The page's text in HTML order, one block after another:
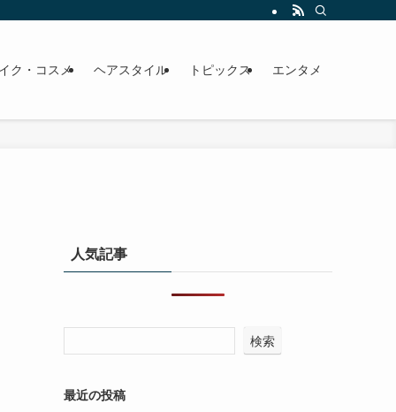
ク・コスメ ヘアスタイル トピックス エンタメ
人気記事
検索
最近の投稿